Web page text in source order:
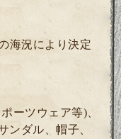
海況により決定
ーツウェア等)、
ンダル、帽子、